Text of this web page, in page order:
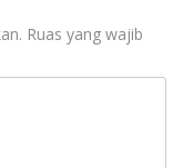
Ruas yang wajib